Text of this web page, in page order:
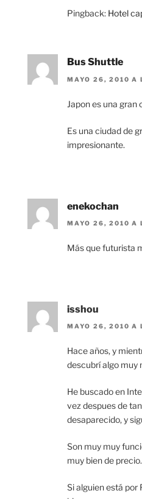
Pingback: Hotel
Bus Shuttle
MAYO 26, 2010 A
Japon es una gran
Es una ciudad de
impresionante.
enekochan
MAYO 26, 2010 A
Más que futurista
isshou
MAYO 26, 2010 A
Hace años, y
descubrí algo muy
He buscado en
vez despues de
desaparecido, y
Son muy muy
muy bien de precio.
Si alguien está por